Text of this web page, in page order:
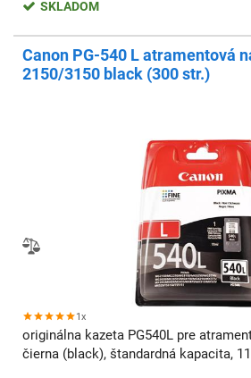
SKLADOM
Canon PG-540 L atramentová
2150/3150 black (300 str.)
1x
originálna kazeta PG540L pre
čierna (black), štandardná kapacita,